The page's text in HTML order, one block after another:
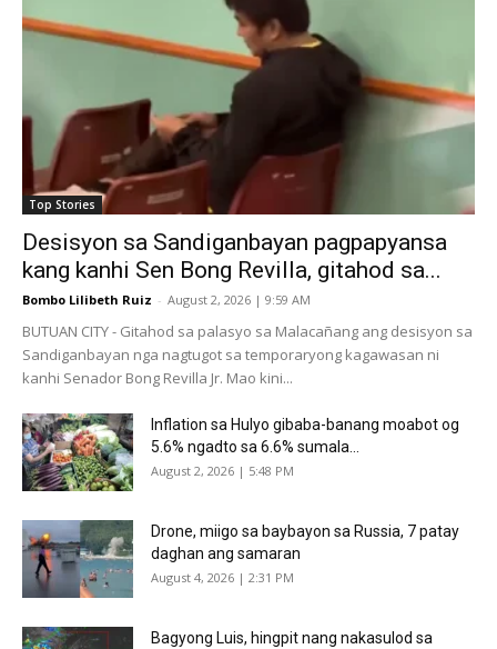
Top Stories
Desisyon sa Sandiganbayan pagpapyansa
kang kanhi Sen Bong Revilla, gitahod sa...
Bombo Lilibeth Ruiz - August 2, 2026 | 9:59 AM
BUTUAN CITY - Gitahod sa palasyo sa Malacañang ang desisyon sa
Sandiganbayan nga nagtugot sa temporaryong kagawasan ni
kanhi Senador Bong Revilla Jr. Mao kini...
Inflation sa Hulyo gibaba-banang moabot og
5.6% ngadto sa 6.6% sumala...
August 2, 2026 | 5:48 PM
Drone, miigo sa baybayon sa Russia, 7 patay
daghan ang samaran
August 4, 2026 | 2:31 PM
Bagyong Luis, hingpit nang nakasulod sa